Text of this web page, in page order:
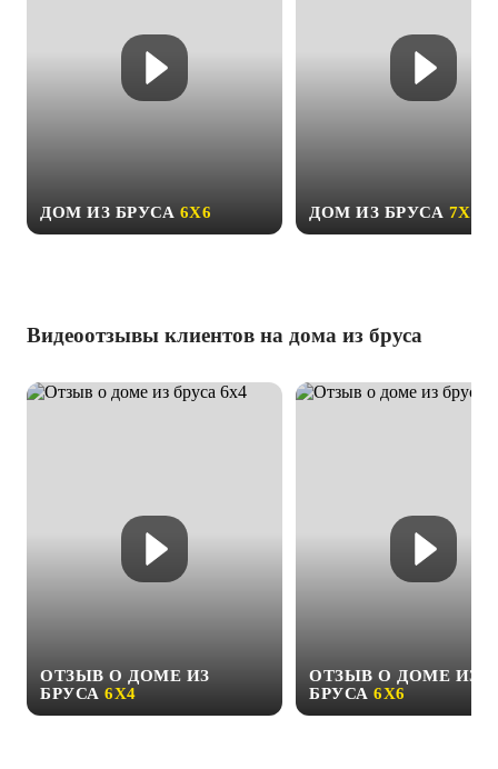
ДОМ ИЗ БРУСА 6Х6 ДОМ ИЗ БРУСА 7Х9
Видеоотзывы клиентов на дома из бруса
ОТЗЫВ О ДОМЕ ИЗ
БРУСА 6Х4
ОТЗЫВ О ДОМЕ ИЗ
БРУСА 6Х6